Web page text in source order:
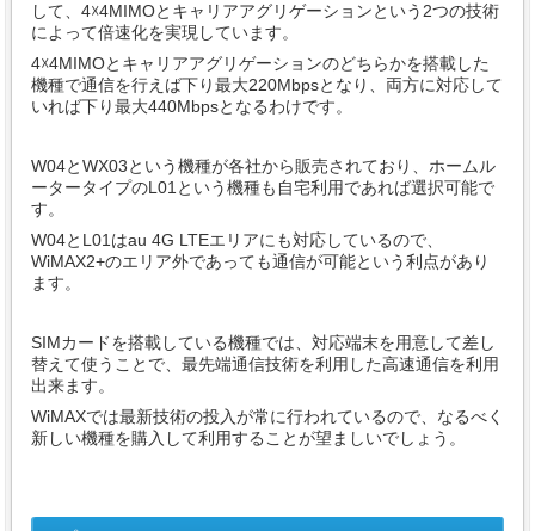
して、4☓4MIMOとキャリアアグリゲーションという2つの技術
によって倍速化を実現しています。
4☓4MIMOとキャリアアグリゲーションのどちらかを搭載した
機種で通信を行えば下り最大220Mbpsとなり、両方に対応して
いれば下り最大440Mbpsとなるわけです。
W04とWX03という機種が各社から販売されており、ホームル
ータータイプのL01という機種も自宅利用であれば選択可能で
す。
W04とL01はau 4G LTEエリアにも対応しているので、
WiMAX2+のエリア外であっても通信が可能という利点があり
ます。
SIMカードを搭載している機種では、対応端末を用意して差し
替えて使うことで、最先端通信技術を利用した高速通信を利用
出来ます。
WiMAXでは最新技術の投入が常に行われているので、なるべく
新しい機種を購入して利用することが望ましいでしょう。